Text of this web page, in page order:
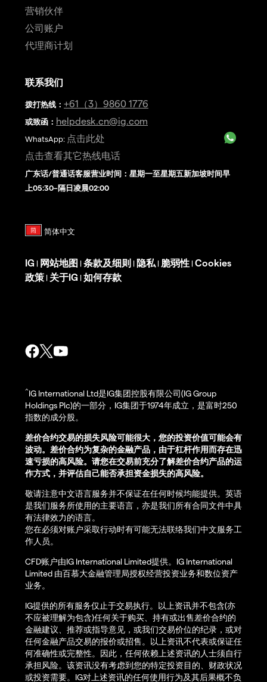
营销伙伴
公司账户
代理商计划
联系我们
拨打热线 ： +61（3）9860 1776
或致函： helpdesk.cn@ig.com
WhatsApp: 点击此处
点击查看其它热线电话
广东话/普通话客服营业时间：星期一至星期五新加坡时间早
上05:30–隔日凌晨02:00
IG | 网站地图 | 条款及细则 | 隐私 | 脆弱性 | Cookies
政策 | 关于IG | 如何存款
^IG International Ltd是IG集团控股有限公司(IG Group
Holdings Plc)的一部分，IG集团于1974年成立，是富时250
指数的成分股。
差价合约交易的损失风险可能很大，您的投资价值可能会有
波动。差价合约为复杂的金融产品，由于杠杆作用而存在迅
速亏损的高风险。请您在交易前充分了解差价合约产品的运
作方式，并评估自己能否承担资金损失的高风险。
敬请注意中文语言服务并不保证在任何时候均能提供。英语
是我们服务所使用的主要语言，亦是我们所有合同文件中具
有法律效力的语言。
您在必须对账户采取行动时有可能无法联络我们中文服务工
作人员。
CFD账户由IG International Limited提供。IG International
Limited 由百慕大金融管理局授权经营投资业务和数位资产
业务。
IG提供的所有服务仅止于交易执行。以上资讯并不包含(亦
不应被理解为包含)任何关于购买、持有或出售差价合约的
金融建议、推荐或指导意见，或我们交易价位的纪录，或对
任何金融产品交易的报价或招售。以上资讯不代表或保证任
何准确性或完整性。因此，任何依赖上述资讯的人士须自行
承担风险。该资讯没有考虑到您的特定投资目的、财政状况
或投资需要。IG对上述资讯的任何使用行为及其后果概不负